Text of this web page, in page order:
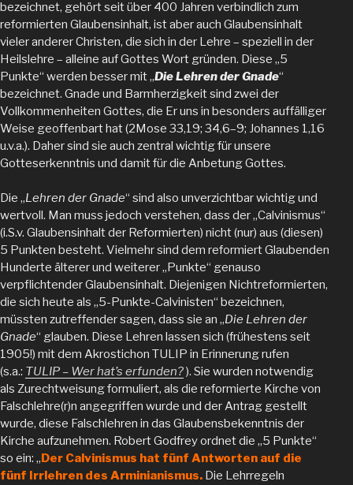
bezeichnet, gehört seit über 400 Jahren verbindlich zum
reformierten Glaubensinhalt, ist aber auch Glaubensinhalt
vieler anderer Christen, die sich in der Lehre – speziell in der
Heilslehre – alleine auf Gottes Wort gründen. Diese „5
Punkte“ werden besser mit „Die Lehren der Gnade“
bezeichnet. Gnade und Barmherzigkeit sind zwei der
Vollkommenheiten Gottes, die Er uns in besonders auffälliger
Weise geoffenbart hat (2Mose 33,19; 34,6–9; Johannes 1,16
u.v.a.). Daher sind sie auch zentral wichtig für unsere
Gotteserkenntnis und damit für die Anbetung Gottes.
Die „Lehren der Gnade“ sind also unverzichtbar wichtig und
wertvoll. Man muss jedoch verstehen, dass der „Calvinismus“
(i.S.v. Glaubensinhalt der Reformierten) nicht (nur) aus (diesen)
5 Punkten besteht. Vielmehr sind dem reformiert Glaubenden
Hunderte älterer und weiterer „Punkte“ genauso
verpflichtender Glaubensinhalt. Diejenigen Nichtreformierten,
die sich heute als „5-Punkte-Calvinisten“ bezeichnen,
müssten zutreffender sagen, dass sie an „Die Lehren der
Gnade“ glauben. Diese Lehren lassen sich (frühestens seit
1905!) mit dem Akrostichon TULIP in Erinnerung rufen
(s.a.: TULIP – Wer hat’s erfunden?). Sie wurden notwendig
als Zurechtweisung formuliert, als die reformierte Kirche von
Falschlehre(r)n angegriffen wurde und der Antrag gestellt
wurde, diese Falschlehren in das Glaubensbekenntnis der
Kirche aufzunehmen. Robert Godfrey ordnet die „5 Punkte“
so ein: „Der Calvinismus hat fünf Antworten auf die
fünf Irrlehren des Arminianismus. Die Lehrregeln